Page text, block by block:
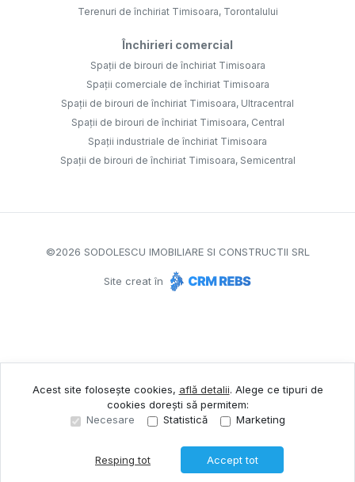
Sună acum Solicită vizionare
Terenuri de închiriat Timisoara, Torontalului
Închirieri comercial
Spații de birouri de închiriat Timisoara
Spații comerciale de închiriat Timisoara
Spații de birouri de închiriat Timisoara, Ultracentral
Spații de birouri de închiriat Timisoara, Central
Spații industriale de închiriat Timisoara
Spații de birouri de închiriat Timisoara, Semicentral
©2026 SODOLESCU IMOBILIARE SI CONSTRUCTII SRL
Site creat în
Acest site folosește cookies, află detalii. Alege ce tipuri de
cookies dorești să permitem:
Necesare
Statistică Marketing
Resping tot Accept tot